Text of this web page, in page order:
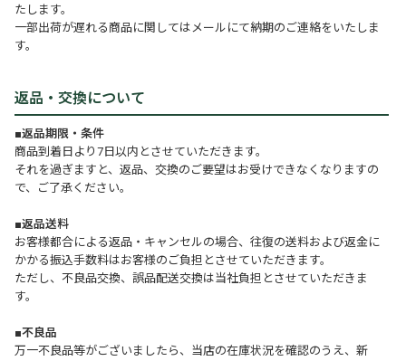
たします。
一部出荷が遅れる商品に関してはメールにて納期のご連絡をいたしま
す。
返品・交換について
■返品期限・条件
商品到着日より7日以内とさせていただきます。
それを過ぎますと、返品、交換のご要望はお受けできなくなりますの
で、ご了承ください。
■返品送料
お客様都合による返品・キャンセルの場合、往復の送料および返金に
かかる振込手数料はお客様のご負担とさせていただきます。
ただし、不良品交換、誤品配送交換は当社負担とさせていただきま
す。
■不良品
万一不良品等がございましたら、当店の在庫状況を確認のうえ、新